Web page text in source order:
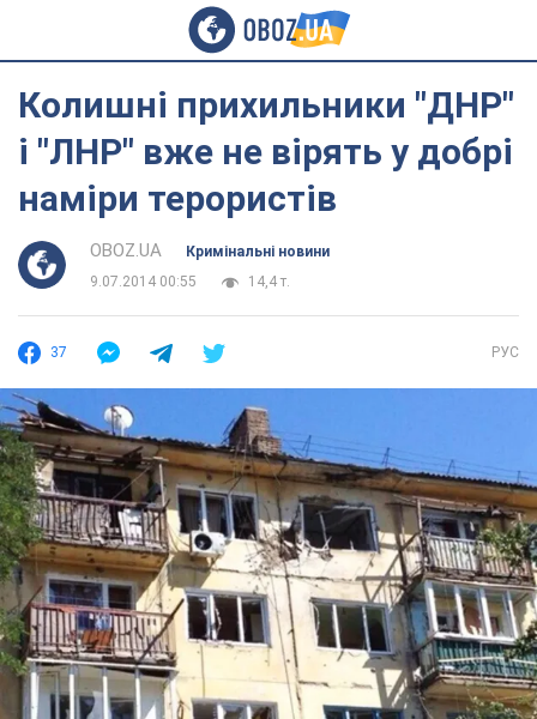
Колишні прихильники "ДНР"
і "ЛНР" вже не вірять у добрі
наміри терористів
OBOZ.UA
Кримінальні новини
9.07.2014 00:55
14,4 т.
37 РУС